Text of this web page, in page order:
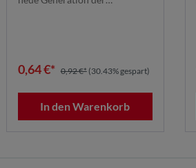
0,64 €* 0,92 €* (30.43% gespart)
In den Warenkorb